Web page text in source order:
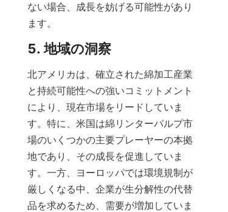
ない場合、成長を妨げる可能性があり
ます。
5. 地域の洞察
北アメリカは、確立された綿加工産業
と持続可能性への強いコミットメント
により、現在市場をリードしていま
す。特に、米国は綿リンターパルプ市
場のいくつかの主要プレーヤーの本拠
地であり、その成長を促進していま
す。一方、ヨーロッパでは環境規制が
厳しくなる中、企業が生分解性の代替
品を求めるため、需要が増加していま